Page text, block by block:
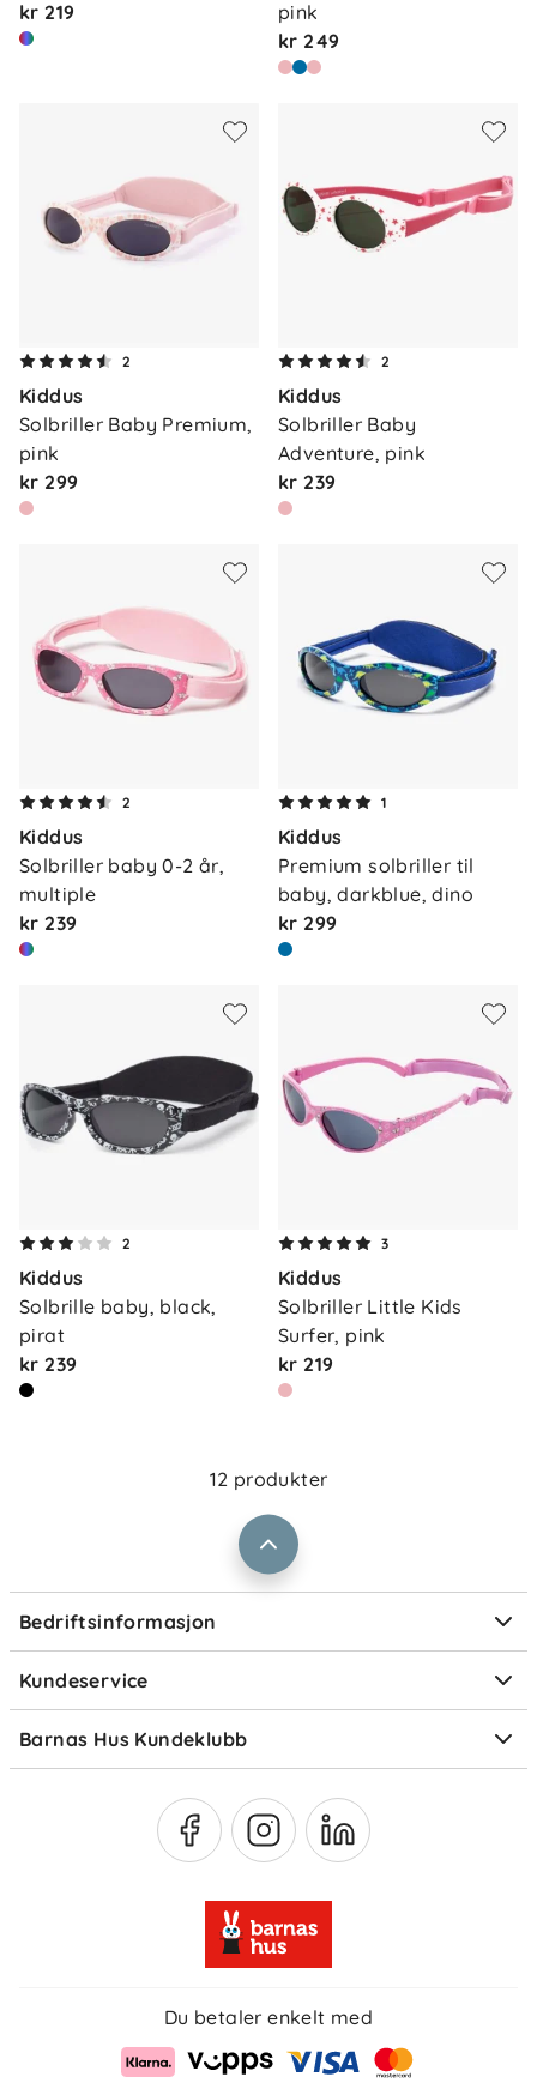
kr 219
pink
kr 249
2
Kiddus
Solbriller Baby Premium,
pink
kr 299
2
Kiddus
Solbriller Baby
Adventure, pink
kr 239
2
Kiddus
Solbriller baby 0-2 år,
multiple
kr 239
1
Kiddus
Premium solbriller til
baby, darkblue, dino
kr 299
2
Kiddus
Solbrille baby, black,
pirat
kr 239
3
Kiddus
Solbriller Little Kids
Surfer, pink
kr 219
12 produkter
Bedriftsinformasjon
Om oss
Våre butikker
Størrelsesguider
Kundeservice
Kontakt oss
Frakt og levering
Ofte stilte spørsmål
Om Klarna
Barnas Hus Kundeklubb
Medlemsvilkår
Du betaler enkelt med